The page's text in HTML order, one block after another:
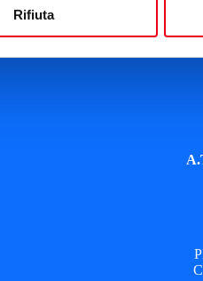
Rifiuta